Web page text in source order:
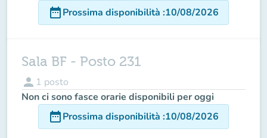
date_rangeProssima disponibilità :10/08/2026
Sala BF - Posto 231
person 1 posto
Non ci sono fasce orarie disponibili per oggi
date_rangeProssima disponibilità :10/08/2026